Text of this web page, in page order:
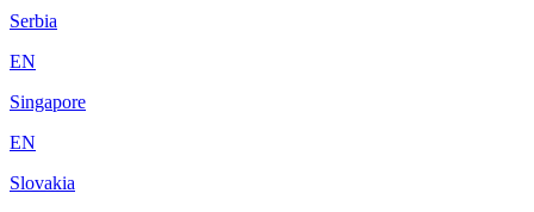
Serbia
EN
Singapore
EN
Slovakia